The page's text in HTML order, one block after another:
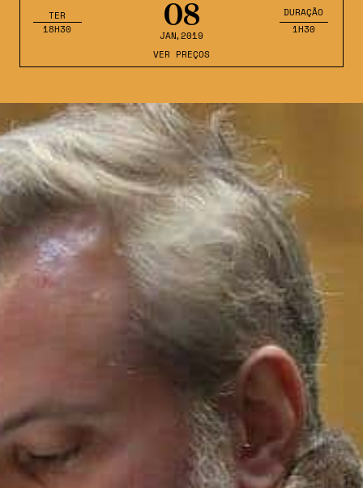
08
JAN,2019
TER
18H30
DURAÇÃO
1H30
VER PREÇOS